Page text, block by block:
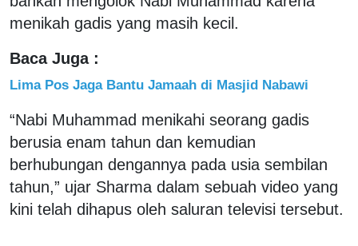
menikah gadis yang masih kecil.
Baca Juga :
Lima Pos Jaga Bantu Jamaah di Masjid Nabawi
“Nabi Muhammad menikahi seorang gadis
berusia enam tahun dan kemudian
berhubungan dengannya pada usia sembilan
tahun,” ujar Sharma dalam sebuah video yang
kini telah dihapus oleh saluran televisi tersebut.